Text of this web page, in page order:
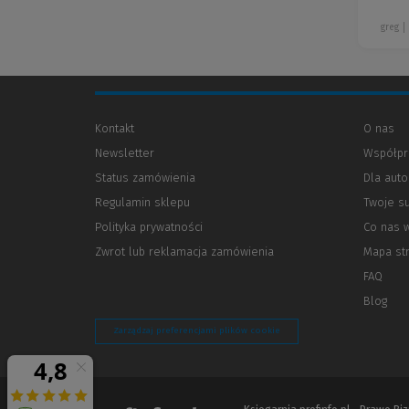
greg
Kontakt
Newsletter
Status zamówienia
Regulamin sklepu
Polityka prywatności
innej
Zwrot lub reklamacja zamówienia
O nas
Dla
Twoje
Co nas
Mapa
FAQ
Blog
Zarządzaj preferencjami plików cookie